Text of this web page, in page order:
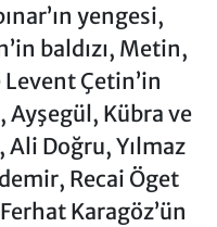
yengesi,
baldızı, Metin,
Çetin’in
Ayşegül, Kübra ve
Ali Doğru, Yılmaz
Recai Öget
Karagöz’ün